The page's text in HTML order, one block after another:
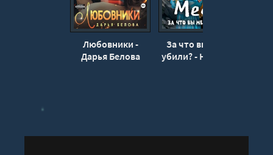
Любовники -
Дарья Белова
За что вы меня
убили? - Наталья